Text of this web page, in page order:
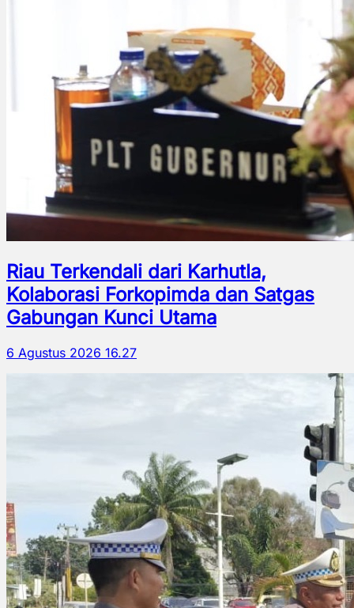
Riau Terkendali dari Karhutla,
Kolaborasi Forkopimda dan Satgas
Gabungan Kunci Utama
6 Agustus 2026 16.27